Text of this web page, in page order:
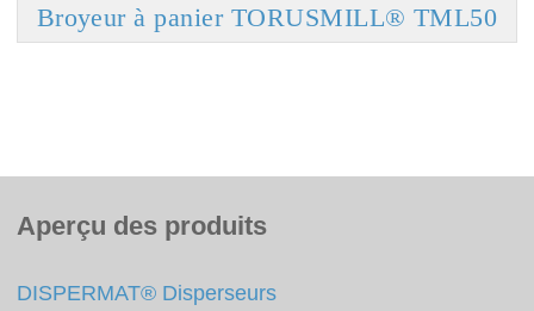
Broyeur à panier TORUSMILL® TML50
Aperçu des produits
DISPERMAT® Disperseurs